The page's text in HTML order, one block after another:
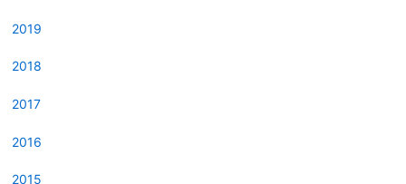
2019
2018
2017
2016
2015